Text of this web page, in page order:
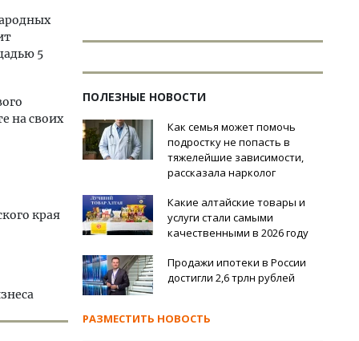
5
на своих
края
ПОЛЕЗНЫЕ НОВОСТИ
Как семья может помочь
подростку не попасть в
тяжелейшие зависимости,
рассказала нарколог
Какие алтайские товары и
услуги стали самыми
качественными в 2026 году
Продажи ипотеки в России
достигли 2,6 трлн рублей
РАЗМЕСТИТЬ НОВОСТЬ